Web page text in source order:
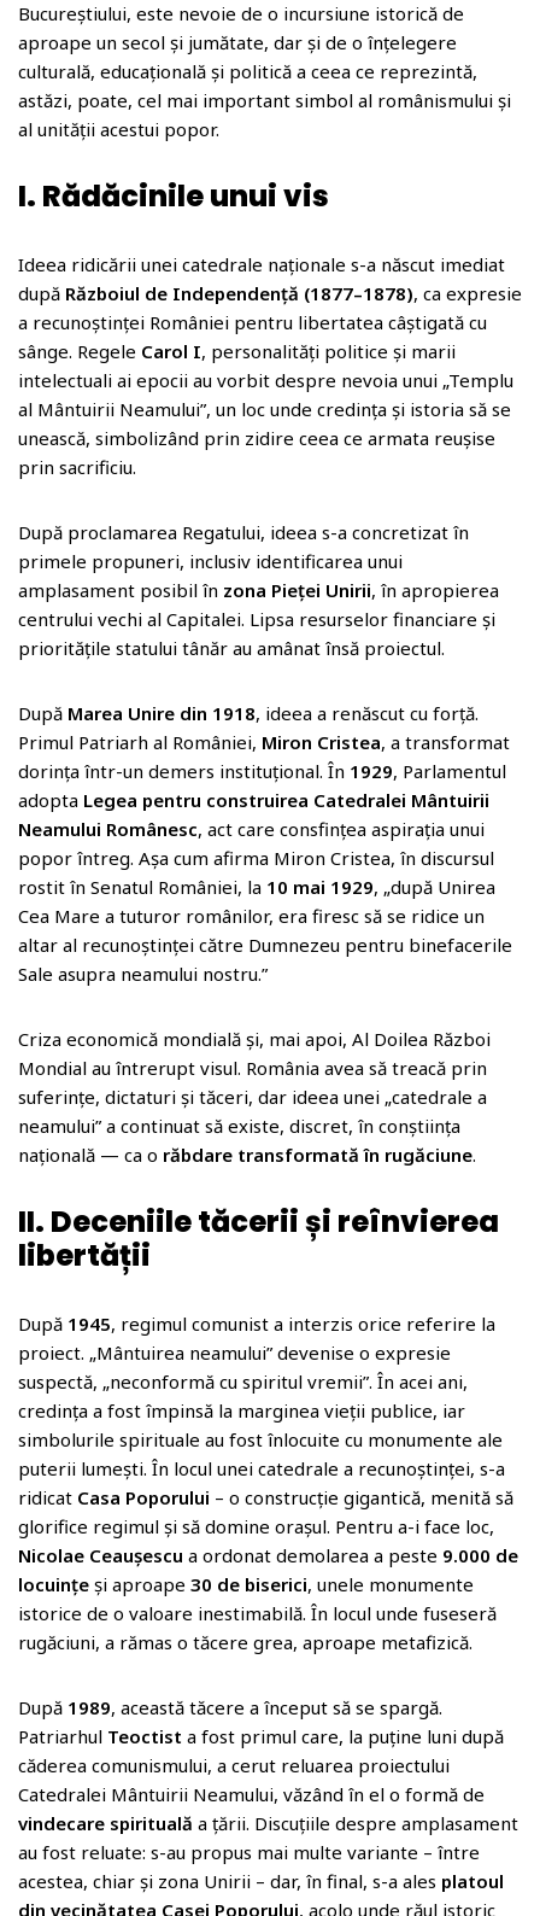
Bucureștiului, este nevoie de o incursiune istorică de
aproape un secol și jumătate, dar și de o înțelegere
culturală, educațională și politică a ceea ce reprezintă,
astăzi, poate, cel mai important simbol al românismului și
al unității acestui popor.
I. Rădăcinile unui vis
Ideea ridicării unei catedrale naționale s-a născut imediat
după Războiul de Independență (1877–1878), ca expresie
a recunoștinței României pentru libertatea câștigată cu
sânge. Regele Carol I, personalități politice și marii
intelectuali ai epocii au vorbit despre nevoia unui „Templu
al Mântuirii Neamului”, un loc unde credința și istoria să se
unească, simbolizând prin zidire ceea ce armata reușise
prin sacrificiu.
După proclamarea Regatului, ideea s-a concretizat în
primele propuneri, inclusiv identificarea unui
amplasament posibil în zona Pieței Unirii, în apropierea
centrului vechi al Capitalei. Lipsa resurselor financiare și
prioritățile statului tânăr au amânat însă proiectul.
După Marea Unire din 1918, ideea a renăscut cu forță.
Primul Patriarh al României, Miron Cristea, a transformat
dorința într-un demers instituțional. În 1929, Parlamentul
adopta Legea pentru construirea Catedralei Mântuirii
Neamului Românesc, act care consfințea aspirația unui
popor întreg. Așa cum afirma Miron Cristea, în discursul
rostit în Senatul României, la 10 mai 1929, „după Unirea
Cea Mare a tuturor românilor, era firesc să se ridice un
altar al recunoștinței către Dumnezeu pentru binefacerile
Sale asupra neamului nostru.”
Criza economică mondială și, mai apoi, Al Doilea Război
Mondial au întrerupt visul. România avea să treacă prin
suferințe, dictaturi și tăceri, dar ideea unei „catedrale a
neamului” a continuat să existe, discret, în conștiința
națională — ca o răbdare transformată în rugăciune.
II. Deceniile tăcerii și reînvierea
libertății
După 1945, regimul comunist a interzis orice referire la
proiect. „Mântuirea neamului” devenise o expresie
suspectă, „neconformă cu spiritul vremii”. În acei ani,
credința a fost împinsă la marginea vieții publice, iar
simbolurile spirituale au fost înlocuite cu monumente ale
puterii lumești. În locul unei catedrale a recunoștinței, s-a
ridicat Casa Poporului – o construcție gigantică, menită să
glorifice regimul și să domine orașul. Pentru a-i face loc,
Nicolae Ceaușescu a ordonat demolarea a peste 9.000 de
locuințe și aproape 30 de biserici, unele monumente
istorice de o valoare inestimabilă. În locul unde fuseseră
rugăciuni, a rămas o tăcere grea, aproape metafizică.
După 1989, această tăcere a început să se spargă.
Patriarhul Teoctist a fost primul care, la puține luni după
căderea comunismului, a cerut reluarea proiectului
Catedralei Mântuirii Neamului, văzând în el o formă de
vindecare spirituală a țării. Discuțiile despre amplasament
au fost reluate: s-au propus mai multe variante – între
acestea, chiar și zona Unirii – dar, în final, s-a ales platoul
din vecinătatea Casei Poporului, acolo unde răul istoric